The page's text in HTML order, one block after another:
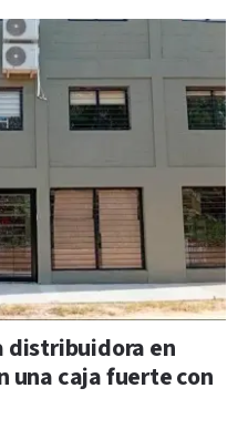
distribuidora en
una caja fuerte con